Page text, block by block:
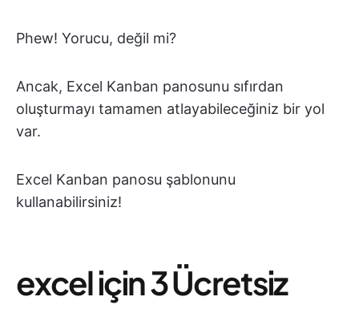
Phew! Yorucu, değil mi?
Ancak, Excel Kanban panosunu sıfırdan
oluşturmayı tamamen atlayabileceğiniz bir yol
var.
Excel Kanban panosu şablonunu
kullanabilirsiniz!
excel için 3 Ücretsiz